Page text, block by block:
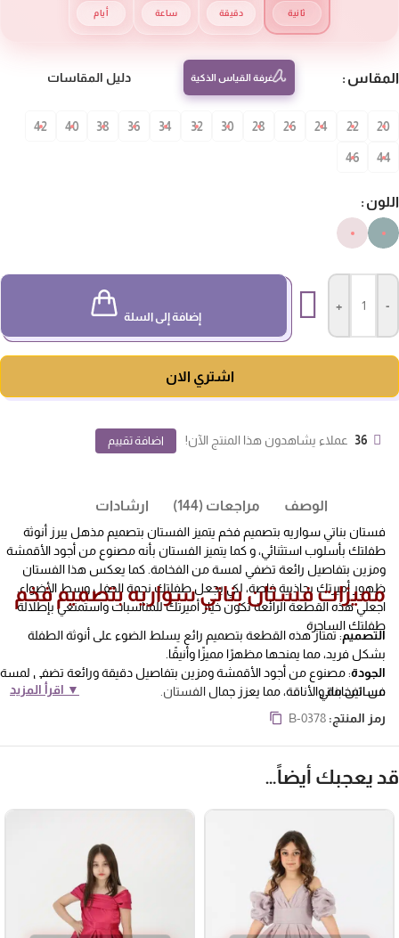
أيام ساعة دقيقة ثانية
غرفة القياس الذكية دليل المقاسات
20
22
24
26
28
30
32
34
36
38
40
42
44
46
إضافة إلى السلة
اشتري الان
36 عملاء يشاهدون هذا المنتج الآن! اضافة تقييم
الوصف مراجعات (144) ارشادات
فستان بناتي سواريه بتصميم فخم يتميز الفستان بتصميم مذهل يبرز أنوثة
طفلتك بأسلوب استثنائي، و كما يتميز الفستان بأنه مصنوع من أجود الأقمشة
ومزين بتفاصيل رائعة تضفي لمسة من الفخامة. كما يعكس هذا الفستان
ظهور أميرتك بجاذبية خاصة، لكي يجعل طفلتك نجمة الحفل وسط الأضواء.
اجعلي هذه القطعة الرائعة تكون خيار أميرتك للمناسبات واستمتعي بإطلالة
طفلتك الساحرة
مميزات فستان بناتي سواريه بتصميم فخم
التصميم
▼ اقرأ المزيد
: تمتاز هذه القطعة بتصميم رائع يسلط الضوء على أنوثة الطفلة
بشكل فريد، مما يمنحها مظهرًا مميزًا وأنيقًا.
الجودة: مصنوع من أجود الأقمشة ومزين بتفاصيل دقيقة ورائعة تضفي لمسة
من الفخامة والأناقة، مما يعزز جمال الفستان.
: بفضل تصميمه الفخم والمتميز، يساعد هذا الفستان على جعل الطفلة
تبرز بجاذبية خاصة وتكون نجمة الحفل بين الأضواء.
الإطلالة: يعد هذا الفستان خيارًا مثاليًا للمناسبات الخاصة حيث ستستمتع
الطفلة بإطلالة ساحرة تلفت الأنظار وتجعلها تشع جمالًا وسحرًا.
فساتين بناتي
رمز المنتج:B-0378
يعجبك أيضاً…